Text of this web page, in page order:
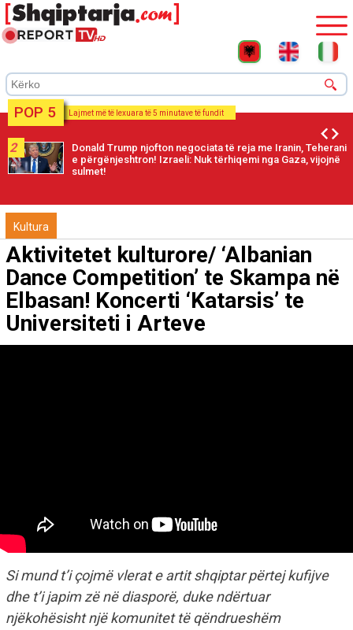
POP 5 Lajmet më të lexuara të 5 minutave të fundit
2
Donald Trump njofton negociata të reja me Iranin, Teherani
e përgënjeshtron! Izraeli: Nuk tërhiqemi nga Gaza, vijojnë
sulmet!
Kultura
Aktivitetet kulturore/ ‘Albanian
Dance Competition’ te Skampa në
Elbasan! Koncerti ‘Katarsis’ te
Universiteti i Arteve
Si mund t’i çojmë vlerat e artit shqiptar përtej kufijve
dhe t’i japim zë në diasporë, duke ndërtuar
njëkohësisht një komunitet të qëndrueshëm